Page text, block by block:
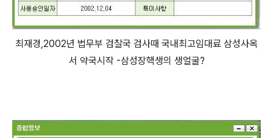
최재경,2002년 법무부 검찰국 검사때 국내최고임대료 삼성사옥
서 약국시작 -삼성장핵생의 생얼굴?